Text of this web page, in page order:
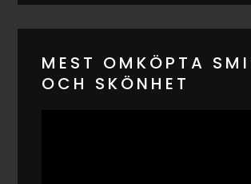
MEST OMKÖPTA
OCH SKÖNHET